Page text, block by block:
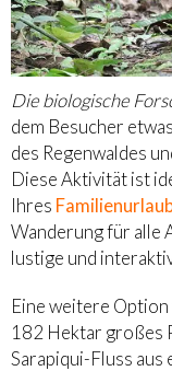
Die biologische
dem Besucher
des Regenwaldes
Diese Aktivität ist
Ihres
Wanderung für alle
lustige und
Eine weitere
182 Hektar großes
Sarapiqui-Fluss